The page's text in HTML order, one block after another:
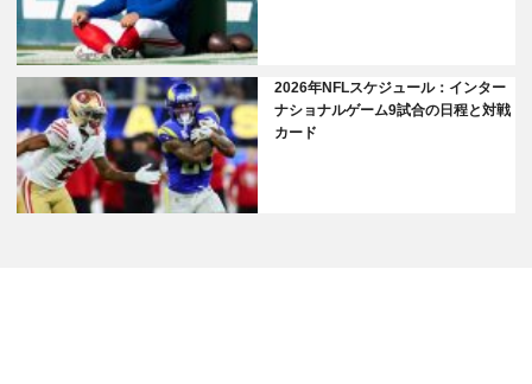
2026年NFLスケジュール：インター
ナショナルゲーム9試合の日程と対戦
カード